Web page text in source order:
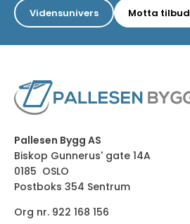
Vidensunivers Motta tilbud
Pallesen Bygg AS
Biskop Gunnerus' gate 14A
0185 OSLO
Postboks 354 Sentrum
Org nr. 922 168 156